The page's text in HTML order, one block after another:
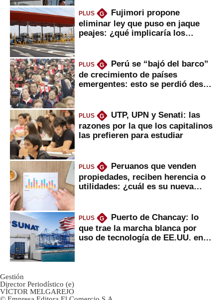
PLUS G
Fujimori propone
eliminar ley que puso en jaque
peajes: ¿qué implicaría los
PLUS G
Perú se “bajó del barco”
de crecimiento de países
emergentes: esto se perdió desde
PLUS G
UTP, UPN y Senati: las
razones por la que los capitalinos
las prefieren para estudiar
PLUS G
Peruanos que venden
propiedades, reciben herencia o
utilidades: ¿cuál es su nueva
PLUS G
Puerto de Chancay: lo
que trae la marcha blanca por
uso de tecnología de EE.UU. en
Gestión
Director Periodístico (e)
VÍCTOR MELGAREJO